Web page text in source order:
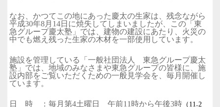
なお、かつてこの地にあった慶太の生家は、残念ながら
平成30年8月14日に焼失してしまいましたが、この「東
急グループ慶太塾」では、建物の建設にあたり、火災の
中でも燃え残った生家の木材を一部使用しています。
施設を管理している「一般社団法人 東急グループ慶太
塾」では、地域のみなさまや東急グループの皆様に、施
設内部をご覧いただくための一般見学会を、毎月開催し
ています。
日 時 ：毎月第4土曜日 午前11 時から午後3時 （11₋2